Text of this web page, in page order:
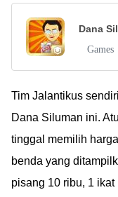
Dana
Games
Tim Jalantikus
Dana Siluman ini.
tinggal memilih
benda yang
pisang 10 ribu, 1